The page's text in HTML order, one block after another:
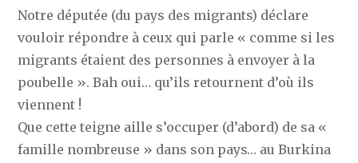
Notre députée (du pays des migrants) déclare
vouloir répondre à ceux qui parle « comme si les
migrants étaient des personnes à envoyer à la
poubelle ». Bah oui… qu’ils retournent d’où ils
viennent !
Que cette teigne aille s’occuper (d’abord) de sa «
famille nombreuse » dans son pays… au Burkina